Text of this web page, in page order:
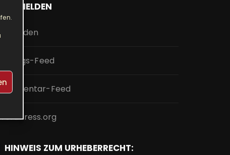
ANMELDEN
Eintrags-Feed
Feed
HINWEIS ZUM URHEBERRECHT: